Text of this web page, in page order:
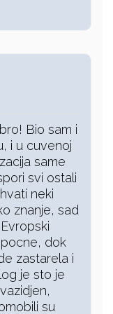
Bio sam i
i u cuvenoj
same
svi ostali
neki
znanje, sad
dok
zastarela i
je sto je
su